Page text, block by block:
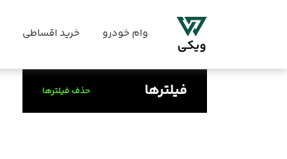
وام خودرو خرید اقساطی
فیلترها حذف فیلترها